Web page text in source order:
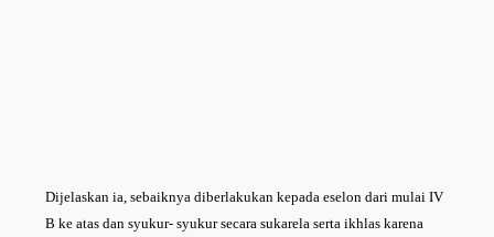
Dijelaskan ia, sebaiknya diberlakukan kepada eselon dari mulai IV
B ke atas dan syukur- syukur secara sukarela serta ikhlas karena